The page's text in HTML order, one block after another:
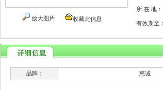
放大图片 收藏此信息
所 在 地：
有效期至：
品牌： 慈诚